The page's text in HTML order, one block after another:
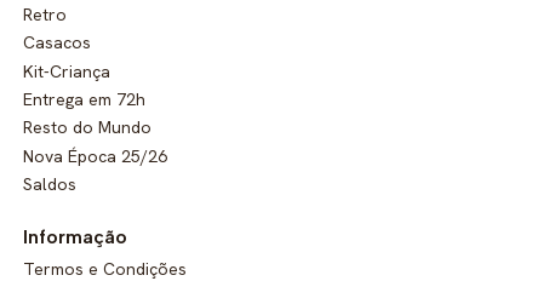
Retro
Casacos
Kit-Criança
Entrega em 72h
Resto do Mundo
Nova Época 25/26
Saldos
Informação
Termos e Condições